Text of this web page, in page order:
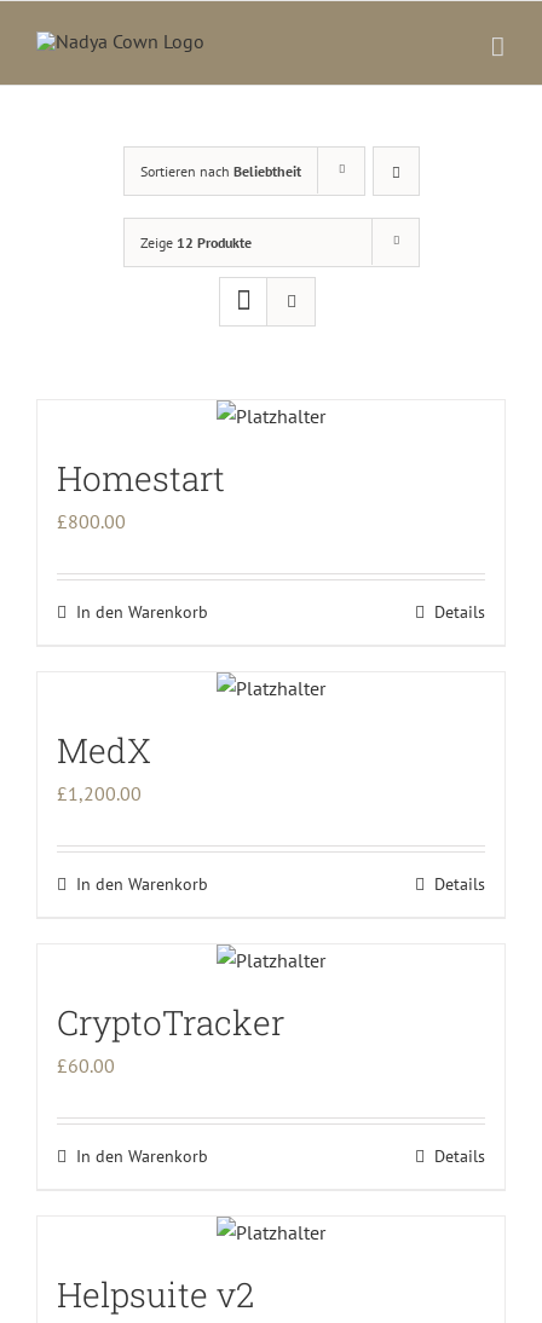
Inhalt
springen
Sortieren nach Beliebtheit
Zeige 12 Produkte
Homestart
£800.00
In den Warenkorb Details
MedX
£1,200.00
In den Warenkorb Details
CryptoTracker
£60.00
In den Warenkorb Details
Helpsuite v2